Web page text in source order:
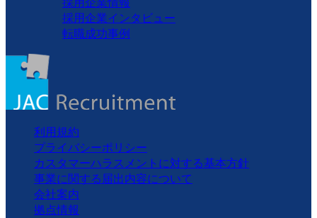
採用企業インタビュー
転職成功事例
利用規約
プライバシーポリシー
カスタマーハラスメントに対する基本方針
事業に関する届出内容について
会社案内
拠点情報